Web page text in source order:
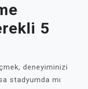
5
deneyiminizi
stadyumda mı